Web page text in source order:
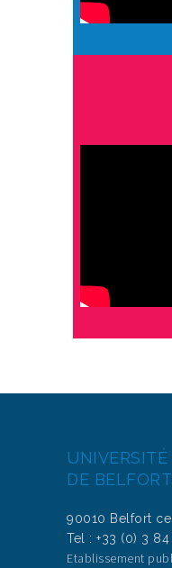
DE
90010 Belfort
Tel : +33 (0) 3
Etablissement